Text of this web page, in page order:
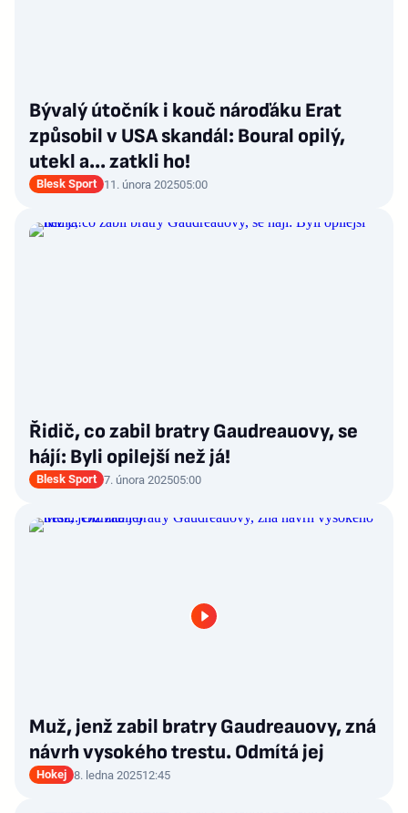
Bývalý útočník i kouč nároďáku Erat
způsobil v USA skandál: Boural opilý,
utekl a... zatkli ho!
Blesk Sport 11. února 202505:00
Řidič, co zabil bratry Gaudreauovy, se
hájí: Byli opilejší než já!
Blesk Sport 7. února 202505:00
Muž, jenž zabil bratry Gaudreauovy, zná
návrh vysokého trestu. Odmítá jej
Hokej 8. ledna 202512:45